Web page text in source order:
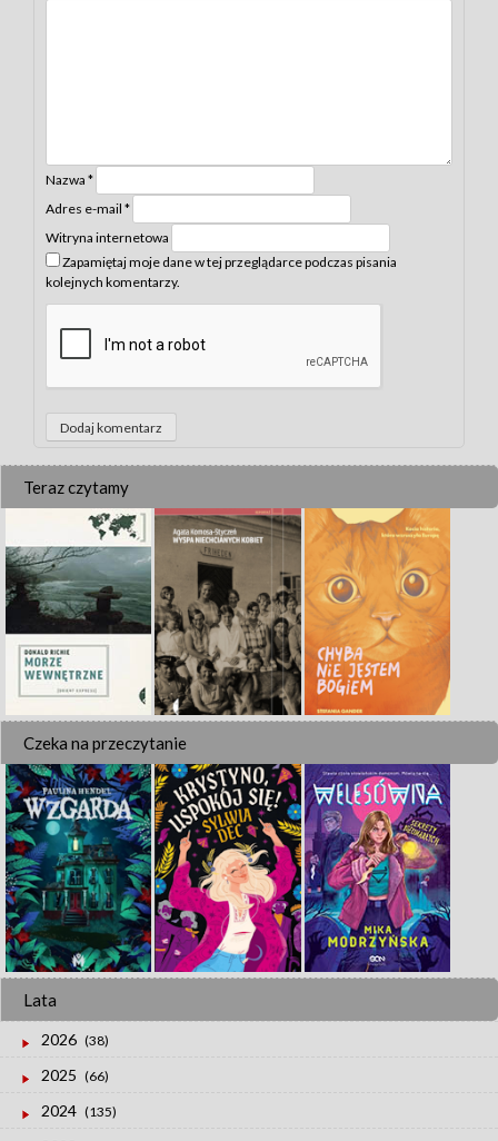
Nazwa *
Adres e-mail *
Witryna internetowa
Zapamiętaj moje dane w tej przeglądarce podczas pisania
kolejnych komentarzy.
Teraz czytamy
Czeka na przeczytanie
Lata
2026 (38)
2025 (66)
2024 (135)